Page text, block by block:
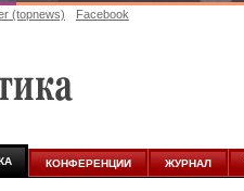
(topnews) Facebook
КОНФЕРЕНЦИИ ЖУРНАЛ